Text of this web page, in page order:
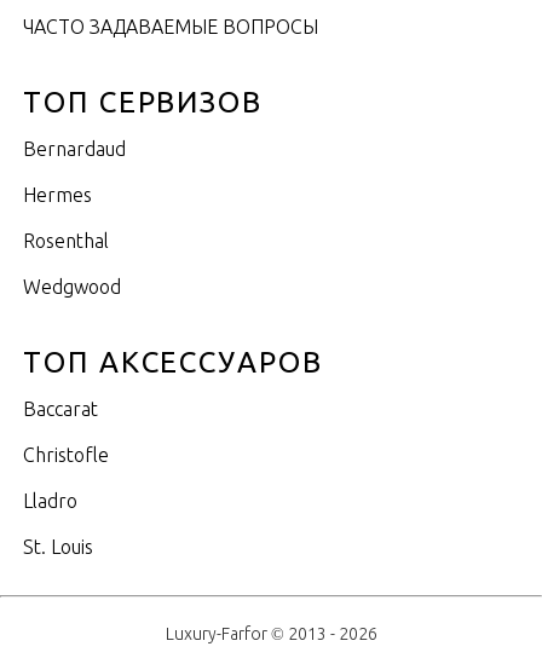
ЧАСТО ЗАДАВАЕМЫЕ ВОПРОСЫ
ТОП СЕРВИЗОВ
Bernardaud
Hermes
Rosenthal
Wedgwood
ТОП АКСЕССУАРОВ
Baccarat
Christofle
Lladro
St. Louis
Luxury-Farfor © 2013 - 2026